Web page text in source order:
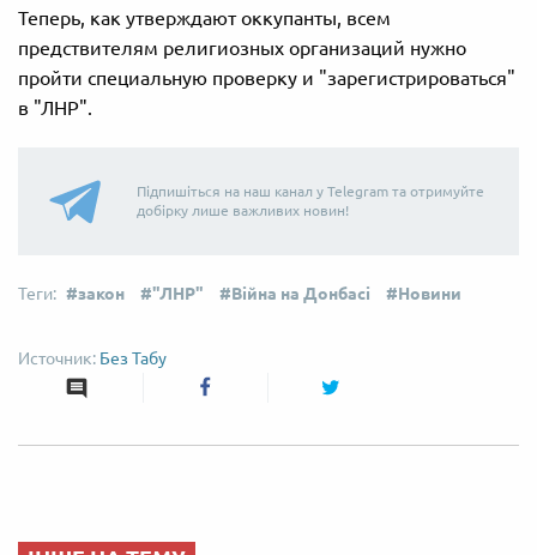
Теперь, как утверждают оккупанты, всем
предствителям религиозных организаций нужно
пройти специальную проверку и "зарегистрироваться"
в "ЛНР".
Підпишіться на наш канал у Telegram та отримуйте
добірку лише важливих новин!
закон "ЛНР" Війна на Донбасі Новини
Без Табу